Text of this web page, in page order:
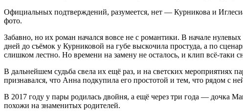
Официальных подтверждений, разумеется, нет — Курникова и
фото.
Забавно, но их роман начался вовсе не с романтики. В начале
дней до съёмок у Курниковой на губе выскочила простуда, а по
слишком лестно. Но времени на замену не осталось, и клип всё-таки
В дальнейшем судьба свела их ещё раз, и на светских мероприятиях
признавался, что Анна подкупила его простотой и тем, что рядом с
В 2017 году у пары родилась двойня, а ещё через три года — дочка
похожи на знаменитых родителей.